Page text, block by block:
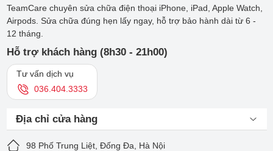
TeamCare chuyên sửa chữa điện thoại iPhone, iPad, Apple Watch,
Airpods. Sửa chữa đúng hẹn lấy ngay, hỗ trợ bảo hành dài từ 6 -
12 tháng.
Hỗ trợ khách hàng (8h30 - 21h00)
Tư vấn dịch vụ
036.404.3333
Địa chỉ cửa hàng
98 Phố Trung Liệt, Đống Đa, Hà Nội